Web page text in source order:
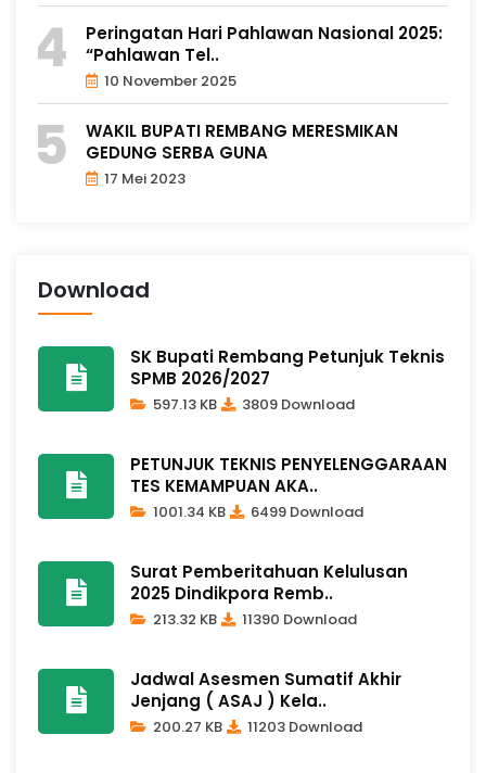
Peringatan Hari Pahlawan Nasional 2025:
“Pahlawan Tel..
10 November 2025
WAKIL BUPATI REMBANG MERESMIKAN
GEDUNG SERBA GUNA
17 Mei 2023
Download
SK Bupati Rembang Petunjuk Teknis
SPMB 2026/2027
597.13 KB 3809 Download
PETUNJUK TEKNIS PENYELENGGARAAN
TES KEMAMPUAN AKA..
1001.34 KB 6499 Download
Surat Pemberitahuan Kelulusan
2025 Dindikpora Remb..
213.32 KB 11390 Download
Jadwal Asesmen Sumatif Akhir
Jenjang ( ASAJ ) Kela..
200.27 KB 11203 Download